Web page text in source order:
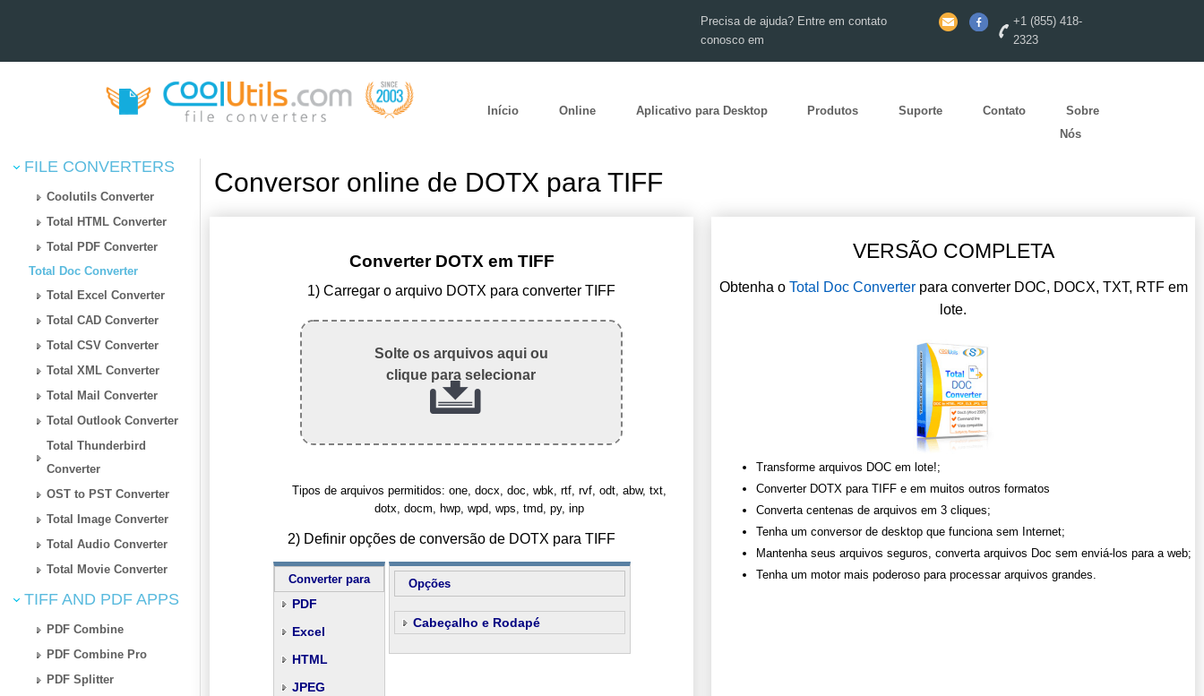
Precisa de ajuda? Entre em contato
conosco em
+1 (855) 418-
2323
Início Online Aplicativo para Desktop Produtos Suporte Contato
Sobre
Nós
FILE CONVERTERS
Coolutils Converter
Total HTML Converter
Total PDF Converter
Total Doc Converter
Total Excel Converter
Total CAD Converter
Total CSV Converter
Total XML Converter
Total Mail Converter
Total Outlook Converter
Total Thunderbird
Converter
OST to PST Converter
Total Image Converter
Total Audio Converter
Total Movie Converter
TIFF AND PDF APPS
PDF Combine
PDF Combine Pro
PDF Splitter
Conversor online de DOTX para TIFF
Converter DOTX em TIFF
1) Carregar o arquivo DOTX para converter TIFF
Solte os arquivos aqui ou
clique para selecionar
Tipos de arquivos permitidos: one, docx, doc, wbk, rtf, rvf, odt, abw, txt,
dotx, docm, hwp, wpd, wps, tmd, py, inp
2) Definir opções de conversão de DOTX para TIFF
Converter para
PDF
Excel
HTML
JPEG
Opções
Cabeçalho e Rodapé
VERSÃO COMPLETA
Obtenha o Total Doc Converterpara converter DOC, DOCX, TXT, RTF em
lote.
Transforme arquivos DOC em lote!;
Converter DOTX para TIFF e em muitos outros formatos
Converta centenas de arquivos em 3 cliques;
Tenha um conversor de desktop que funciona sem Internet;
Mantenha seus arquivos seguros, converta arquivos Doc sem enviá-los para a web;
Tenha um motor mais poderoso para processar arquivos grandes.